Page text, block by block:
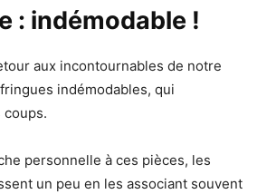
: indémodable !
aux incontournables de notre
indémodables, qui
personnelle à ces pièces, les
un peu en les associant souvent